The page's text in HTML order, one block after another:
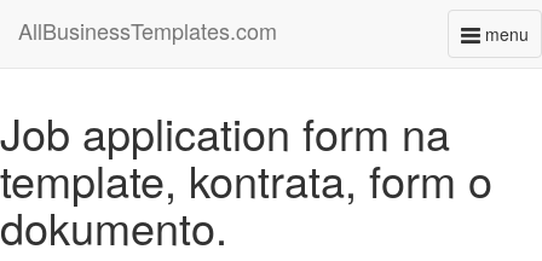
menu
AllBusinessTemplates.com
Job application form na
template, kontrata, form o
dokumento.